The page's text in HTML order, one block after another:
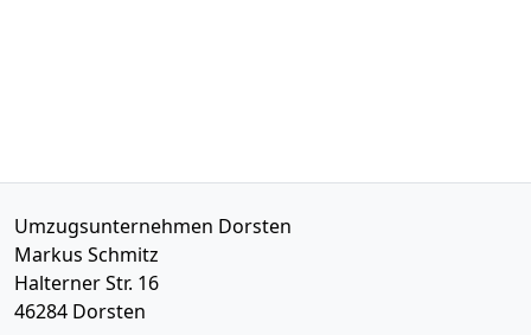
Umzugsunternehmen Dorsten
Markus Schmitz
Halterner Str. 16
46284 Dorsten